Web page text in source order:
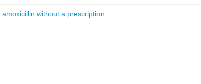
without a prescription